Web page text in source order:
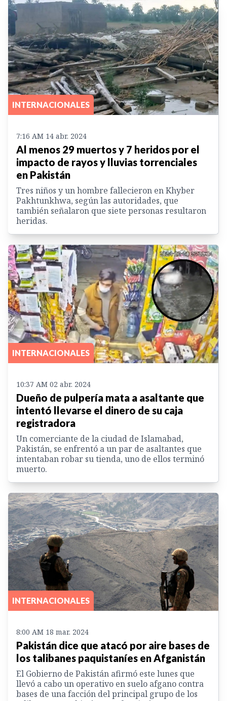
INTERNACIONALES
7:16 AM 14 abr. 2024
Al menos 29 muertos y 7 heridos por el
impacto de rayos y lluvias torrenciales
en Pakistán
Tres niños y un hombre fallecieron en Khyber
Pakhtunkhwa, según las autoridades, que
también señalaron que siete personas resultaron
heridas.
INTERNACIONALES
10:37 AM 02 abr. 2024
Dueño de pulpería mata a asaltante que
intentó llevarse el dinero de su caja
registradora
Un comerciante de la ciudad de Islamabad,
Pakistán, se enfrentó a un par de asaltantes que
intentaban robar su tienda, uno de ellos terminó
muerto.
INTERNACIONALES
8:00 AM 18 mar. 2024
Pakistán dice que atacó por aire bases de
los talibanes paquistaníes en Afganistán
El Gobierno de Pakistán afirmó este lunes que
llevó a cabo un operativo en suelo afgano contra
bases de una facción del principal grupo de los